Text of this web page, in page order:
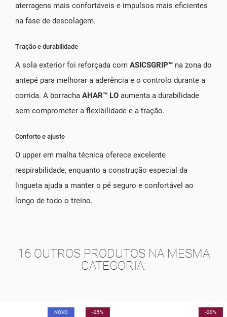
aterragens mais confortáveis e impulsos mais eficientes
na fase de descolagem.
Tração e durabilidade
A sola exterior foi reforçada com ASICSGRIP™ na zona do
antepé para melhorar a aderência e o controlo durante a
corrida. A borracha AHAR™ LO aumenta a durabilidade
sem comprometer a flexibilidade e a tração.
Conforto e ajuste
O upper em malha técnica oferece excelente
respirabilidade, enquanto a construção especial da
lingueta ajuda a manter o pé seguro e confortável ao
longo de todo o treino.
16 OUTROS PRODUTOS NA MESMA
CATEGORIA: